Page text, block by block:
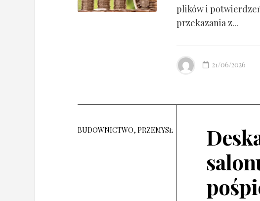
plików i potwierdzeń
przekazania z...
21/06/2026
BUDOWNICTWO, PRZEMYSŁ